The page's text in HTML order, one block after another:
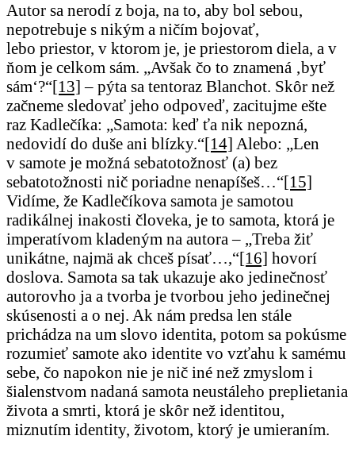
Autor sa nerodí z boja, na to, aby bol sebou,
nepotrebuje s nikým a ničím bojovať,
lebo priestor, v ktorom je, je priestorom diela, a v
ňom je celkom sám. „Avšak čo to znamená ‚byť
sám‘?“[13] – pýta sa tentoraz Blanchot. Skôr než
začneme sledovať jeho odpoveď, zacitujme ešte
raz Kadlečíka: „Samota: keď ťa nik nepozná,
nedovidí do duše ani blízky.“[14] Alebo: „Len
v samote je možná sebatotožnosť (a) bez
sebatotožnosti nič poriadne nenapíšeš…“[15]
Vidíme, že Kadlečíkova samota je samotou
radikálnej inakosti človeka, je to samota, ktorá je
imperatívom kladeným na autora – „Treba žiť
unikátne, najmä ak chceš písať…,“[16] hovorí
doslova. Samota sa tak ukazuje ako jedinečnosť
autorovho ja a tvorba je tvorbou jeho jedinečnej
skúsenosti a o nej. Ak nám predsa len stále
prichádza na um slovo identita, potom sa pokúsme
rozumieť samote ako identite vo vzťahu k samému
sebe, čo napokon nie je nič iné než zmyslom i
šialenstvom nadaná samota neustáleho preplietania
života a smrti, ktorá je skôr než identitou,
miznutím identity, životom, ktorý je umieraním.